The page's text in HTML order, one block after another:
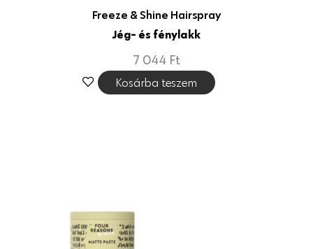
Freeze & Shine Hairspray
Jég- és fénylakk
7 044 Ft
Kosárba teszem